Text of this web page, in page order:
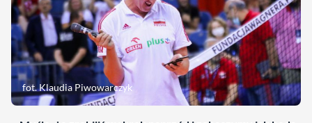
fot. Klaudia Piwowarczyk